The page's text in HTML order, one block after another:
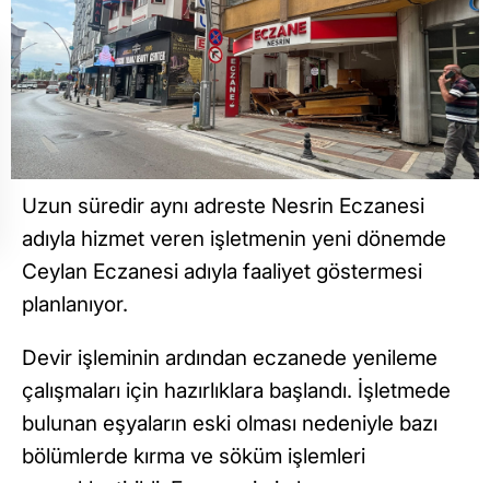
Uzun süredir aynı adreste Nesrin Eczanesi
adıyla hizmet veren işletmenin yeni dönemde
Ceylan Eczanesi adıyla faaliyet göstermesi
planlanıyor.
Devir işleminin ardından eczanede yenileme
çalışmaları için hazırlıklara başlandı. İşletmede
bulunan eşyaların eski olması nedeniyle bazı
bölümlerde kırma ve söküm işlemleri